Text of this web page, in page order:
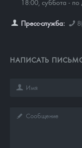
18:00, суббота - по
Пресс-служба:
НАПИСАТЬ